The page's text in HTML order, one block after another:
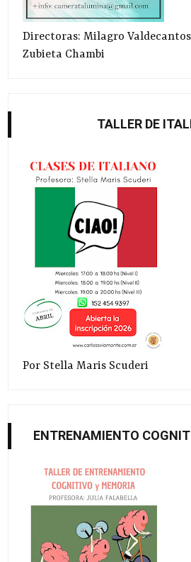
Directoras: Milagro
Zubieta Chambi
TALLER DE
Por Stella Maris Scuderi
ENTRENAMIENTO